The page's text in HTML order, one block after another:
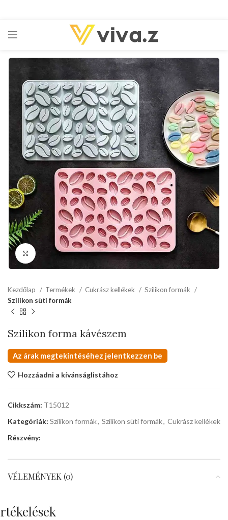
kattints a kinagyításhoz
Kezdőlap Termékek Cukrász kellékek
Szilikon formák
Szilikon süti formák
Szilikon forma kávészem
Az árak megtekintéséhez jelentkezzen be
Hozzáadni a kívánságlistához
Cikkszám: T15012
Kategóriák: Szilikon formák, Szilikon süti formák, Cukrász kellékek
Részvény:
VÉLEMÉNYEK (0)